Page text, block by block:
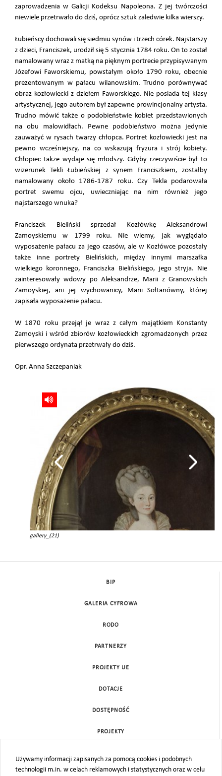
zaprowadzenia w Galicji Kodeksu Napoleona. Z jej twórczości
niewiele przetrwało do dziś, oprócz sztuk zaledwie kilka wierszy.
Łubieńscy dochowali się siedmiu synów i trzech córek. Najstarszy
z dzieci, Franciszek, urodził się 5 stycznia 1784 roku. On to został
namalowany wraz z matką na pięknym portrecie przypisywanym
Józefowi Faworskiemu, powstałym około 1790 roku, obecnie
prezentowanym w pałacu wilanowskim. Trudno porównywać
obraz kozłowiecki z dziełem Faworskiego. Nie posiada tej klasy
artystycznej, jego autorem był zapewne prowincjonalny artysta.
Trudno mówić także o podobieństwie kobiet przedstawionych
na obu malowidłach. Pewne podobieństwo można jedynie
zauważyć w rysach twarzy chłopca. Portret kozłowiecki jest na
pewno wcześniejszy, na co wskazują fryzura i strój kobiety.
Chłopiec także wydaje się młodszy. Gdyby rzeczywiście był to
wizerunek Tekli Łubieńskiej z synem Franciszkiem, zostałby
namalowany około 1786-1787 roku. Czy Tekla podarowała
portret swemu ojcu, uwieczniając na nim również jego
najstarszego wnuka?
Franciszek Bieliński sprzedał Kozłówkę Aleksandrowi
Zamoyskiemu w 1799 roku. Nie wiemy, jak wyglądało
wyposażenie pałacu za jego czasów, ale w Kozłówce pozostały
także inne portrety Bielińskich, między innymi marszałka
wielkiego koronnego, Franciszka Bielińskiego, jego stryja. Nie
zainteresowały wdowy po Aleksandrze, Marii z Granowskich
Zamoyskiej, ani jej wychowanicy, Marii Sołtanówny, której
zapisała wyposażenie pałacu.
W 1870 roku przejął je wraz z całym majątkiem Konstanty
Zamoyski i wśród zbiorów kozłowieckich zgromadzonych przez
pierwszego ordynata przetrwały do dziś.
Opr. Anna Szczepaniak
gallery_(21)
Używamy informacji zapisanych za pomocą cookies i podobnych
technologii m.in. w celach reklamowych i statystycznych oraz w celu
BIP
GALERIA CYFROWA
RODO
PARTNERZY
PROJEKTY UE
DOTACJE
DOSTĘPNOŚĆ
PROJEKTY
MAPA STRONY